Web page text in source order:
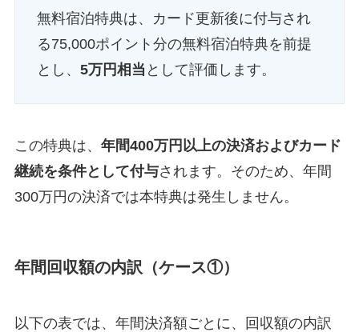
無料宿泊特典は、カード更新後に付与され
る75,000ポイント分の無料宿泊特典を前提
とし、 5万円相当 として評価します。
この特典は、 年間400万円以上の決済およびカード
継続を条件として付与されます。そのため、年間
300万円の決済では本特典は発生しません。
年間回収額の内訳（ケース①）
以下の表では、年間決済額ごとに、回収額の内訳